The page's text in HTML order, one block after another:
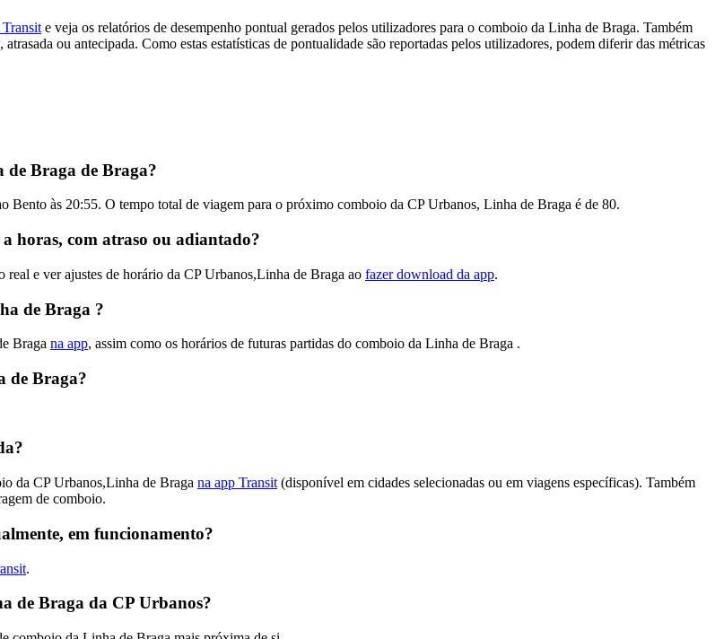
Transit e veja os relatórios de desempenho pontual gerados pelos utilizadores para o comboio da Linha de Braga. Também
ou antecipada. Como estas estatísticas de pontualidade são reportadas pelos utilizadores, podem diferir das métricas
Braga de Braga?
Bento às 20:55. O tempo total de viagem para o próximo comboio da CP Urbanos, Linha de Braga é de 80.
horas, com atraso ou adiantado?
e ver ajustes de horário da CP Urbanos,Linha de Braga ao fazer download da app.
de Braga ?
Braga na app, assim como os horários de futuras partidas do comboio da Linha de Braga .
de Braga?
da CP Urbanos,Linha de Braga na app Transit (disponível em cidades selecionadas ou em viagens específicas). Também
de comboio.
em funcionamento?
.
de Braga da CP Urbanos?